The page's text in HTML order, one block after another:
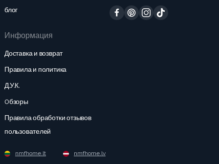
блог
Информация
Доставка и возврат
Правила и политика
Д.У.К.
Oбзоры
Правила обработки отзывов
пользователей
FacebookPinterestInstagram
nmfhome.lt nmfhome.lv